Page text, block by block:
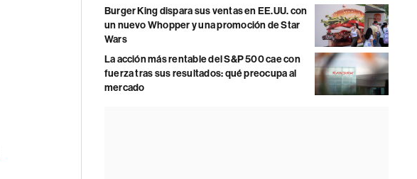
Burger King dispara sus ventas en EE.UU. con
un nuevo Whopper y una promoción de Star
Wars
La acción más rentable del S&P 500 cae con
fuerza tras sus resultados: qué preocupa al
mercado